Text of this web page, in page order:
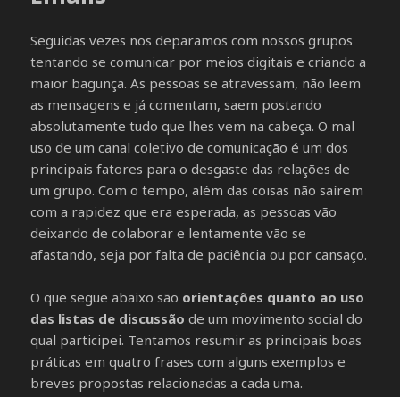
Seguidas vezes nos deparamos com nossos grupos
tentando se comunicar por meios digitais e criando a
maior bagunça. As pessoas se atravessam, não leem
as mensagens e já comentam, saem postando
absolutamente tudo que lhes vem na cabeça. O mal
uso de um canal coletivo de comunicação é um dos
principais fatores para o desgaste das relações de
um grupo. Com o tempo, além das coisas não saírem
com a rapidez que era esperada, as pessoas vão
deixando de colaborar e lentamente vão se
afastando, seja por falta de paciência ou por cansaço.
O que segue abaixo são orientações quanto ao uso
das listas de discussão de um movimento social do
qual participei. Tentamos resumir as principais boas
práticas em quatro frases com alguns exemplos e
breves propostas relacionadas a cada uma.